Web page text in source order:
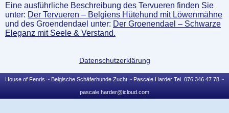
Eine ausführliche Beschreibung des Tervueren finden Sie
unter: Der Tervueren – Belgiens Hütehund mit Löwenmähne
und des Groendendael unter: Der Groenendael – Schwarze
Eleganz mit Seele & Verstand.
Datenschutzerklärung
House of Fenris ~ Belgische Schäferhunde Zucht ~ Pascale Harder Tel. 076 346 47 78 ~
pascale.harder@icloud.com